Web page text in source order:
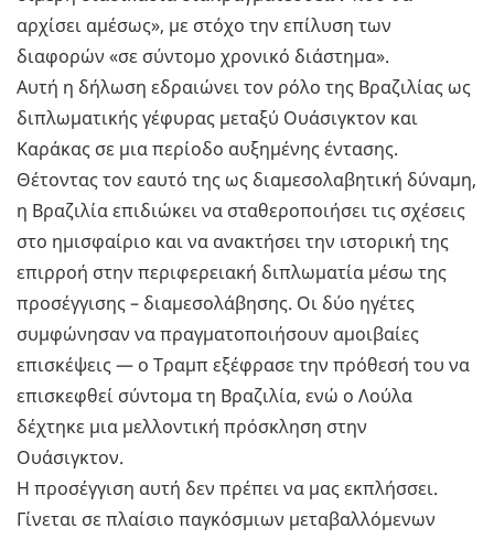
αρχίσει αμέσως», με στόχο την επίλυση των
διαφορών «σε σύντομο χρονικό διάστημα».
Αυτή η δήλωση εδραιώνει τον ρόλο της Βραζιλίας ως
διπλωματικής γέφυρας μεταξύ Ουάσιγκτον και
Καράκας σε μια περίοδο αυξημένης έντασης.
Θέτοντας τον εαυτό της ως διαμεσολαβητική δύναμη,
η Βραζιλία επιδιώκει να σταθεροποιήσει τις σχέσεις
στο ημισφαίριο και να ανακτήσει την ιστορική της
επιρροή στην περιφερειακή διπλωματία μέσω της
προσέγγισης – διαμεσολάβησης. Οι δύο ηγέτες
συμφώνησαν να πραγματοποιήσουν αμοιβαίες
επισκέψεις — ο Τραμπ εξέφρασε την πρόθεσή του να
επισκεφθεί σύντομα τη Βραζιλία, ενώ ο Λούλα
δέχτηκε μια μελλοντική πρόσκληση στην
Ουάσιγκτον.
Η προσέγγιση αυτή δεν πρέπει να μας εκπλήσσει.
Γίνεται σε πλαίσιο παγκόσμιων μεταβαλλόμενων